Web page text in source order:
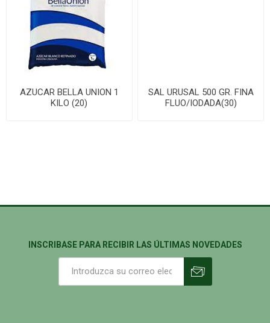
AZUCAR BELLA UNION 1
KILO (20)
SAL URUSAL 500 GR. FINA
FLUO/IODADA(30)
INSCRIBASE PARA RECIBIR LAS ÚLTIMAS NOVEDADES